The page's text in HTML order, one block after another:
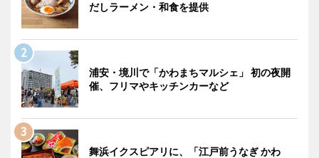
だしラーメン・和食を提供
浦安・境川で「かわまちマルシェ」 初の夜開
催、フリマやキッチンカーなど
舞浜イクスピアリに、「江戸前うなぎ かわ